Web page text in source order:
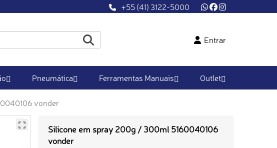
+55 (41) 3122-5000
Entrar
Pneumática Ferramentas Manuais Outlet
vonder
Silicone em spray 200g / 300ml 5160040106
vonder